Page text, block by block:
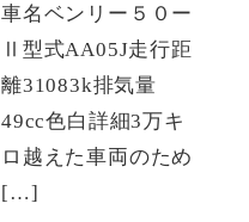
車名ベンリー５０ー
Ⅱ型式AA05J走行距
離31083k排気量
49cc色白詳細3万キ
ロ越えた車両のため
[…]